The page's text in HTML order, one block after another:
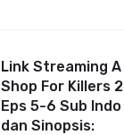
Link Streaming A
Shop For Killers 2
Eps 5-6 Sub Indo
dan Sinopsis: